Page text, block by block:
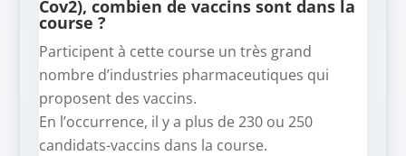
Cov2), combien de vaccins sont dans la
course ?
Participent à cette course un très grand
nombre d’industries pharmaceutiques qui
proposent des vaccins.
En l’occurrence, il y a plus de 230 ou 250
candidats-vaccins dans la course.